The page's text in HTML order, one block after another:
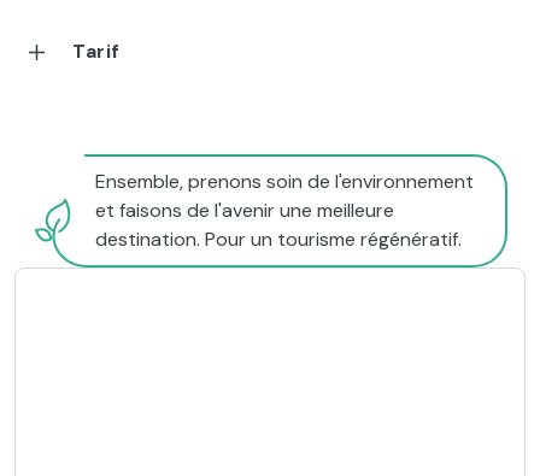
Tarif
Ensemble, prenons soin de l'environnement
et faisons de l'avenir une meilleure
destination. Pour un tourisme régénératif.